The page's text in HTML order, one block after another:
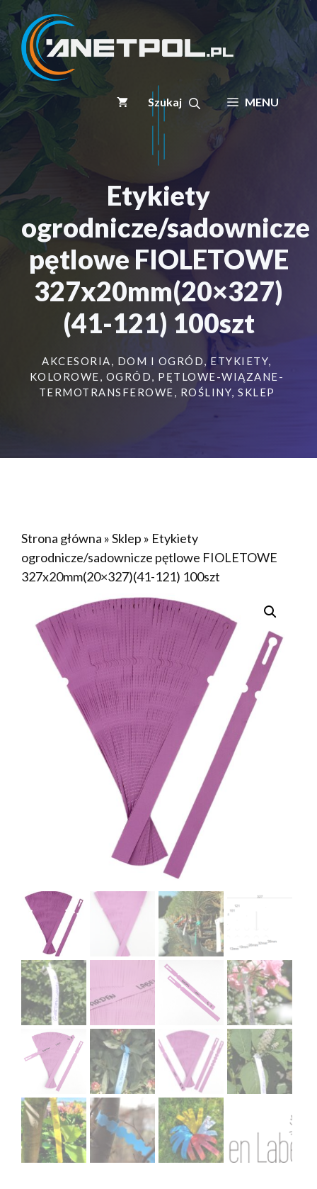
Przejdź
do
treści
MENU
Etykiety
ogrodnicze/sadownicze
pętlowe FIOLETOWE
327x20mm(20×327)
(41-121) 100szt
AKCESORIA, DOM I OGRÓD, ETYKIETY,
KOLOROWE, OGRÓD, PĘTLOWE-WIĄZANE-
TERMOTRANSFEROWE, ROŚLINY, SKLEP
Strona główna »Sklep » Etykiety
ogrodnicze/sadownicze pętlowe FIOLETOWE
327x20mm(20×327)(41-121) 100szt